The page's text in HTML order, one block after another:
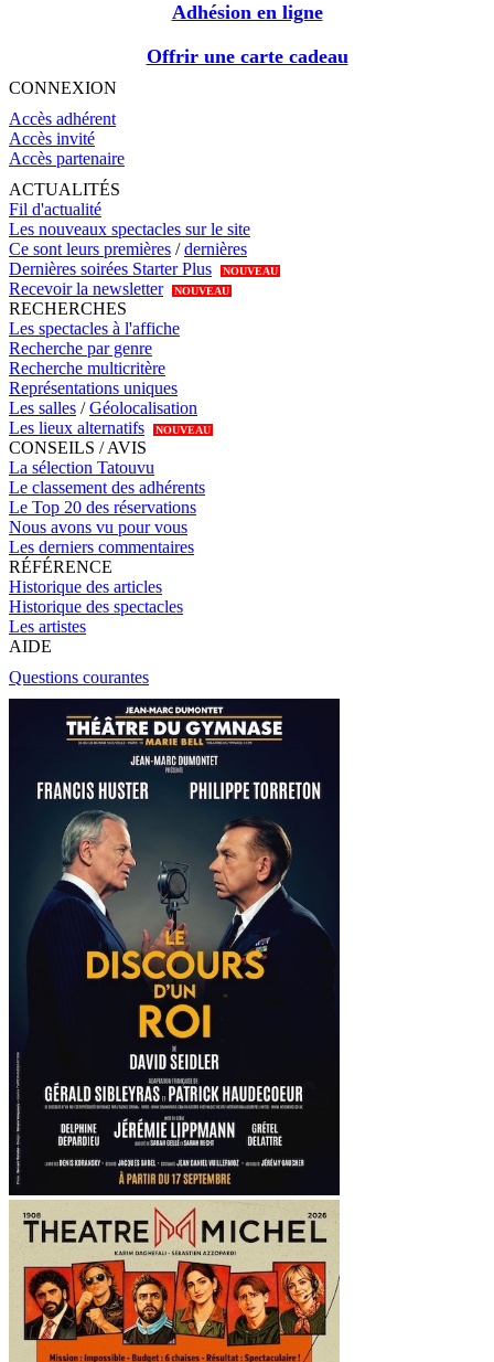
Adhésion en ligne
Offrir une carte cadeau
CONNEXION
Accès adhérent
Accès invité
Accès partenaire
ACTUALITÉS
Fil d'actualité
Les nouveaux spectacles sur le site
Ce sont leurs premières /dernières
Dernières soirées Starter Plus
NOUVEAU
Recevoir la newsletter NOUVEAU
RECHERCHES
Les spectacles à l'affiche
Recherche par genre
Recherche multicritère
Représentations uniques
Les salles /Géolocalisation
Les lieux alternatifs
NOUVEAU
CONSEILS / AVIS
La sélection Tatouvu
Le classement des adhérents
Le Top 20 des réservations
Nous avons vu pour vous
Les derniers commentaires
RÉFÉRENCE
Historique des articles
Historique des spectacles
Les artistes
AIDE
Questions courantes